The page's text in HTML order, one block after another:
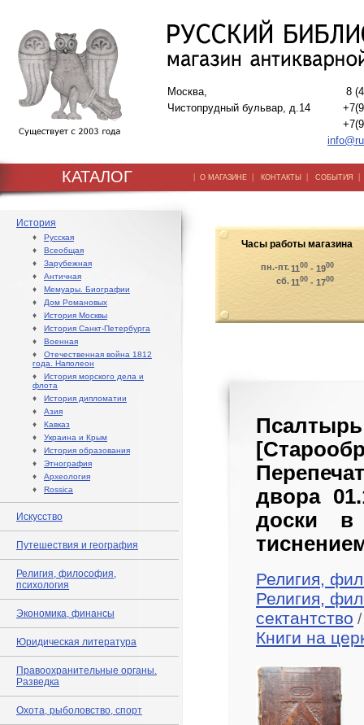
Москва,
Чистопрудный бульвар, д.14
8
КАТАЛОГ | О МАГАЗИНЕ | КОНТАКТЫ | СОБЫТИЯ
История
♦ Русская
♦ Всеобщая
♦ Зарубежная
♦ Античная
♦ Мемуары. Биографии
♦ Дом Романовых
♦ История Москвы
♦ История Санкт-Петербурга
♦ Военная
♦ Отечественная война 1812
года. Наполеон
♦ История морского дела и
флота
♦ История дипломатии
♦ Азия
♦ Кавказ
♦ Украина и Крым
♦ История образования
♦ Этнография
♦ Археология
♦ Rossica
Искусство
Путешествия и география
Религия, философия,
психология
Экономика, финансы
Юридическая литература
Правоохранительные органы.
Разведка
Охота, рыболовство, спорт
Часы работы магазина
пн.-пт.1100 - 1900
сб.1100 - 1700
двора
доски
Религия,
Религия,
сектантство /
Книги на